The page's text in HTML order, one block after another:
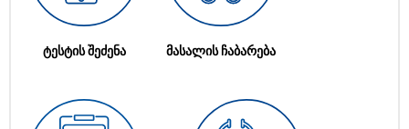
ტესტის შეძენა მასალის ჩაბარება